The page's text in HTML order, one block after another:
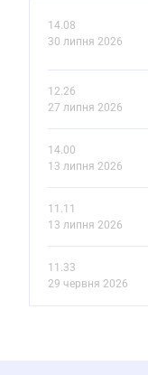
14.08
30 липня 2026
12.26
27 липня 2026
14.00
13 липня 2026
11.11
13 липня 2026
11.33
29 червня 2026